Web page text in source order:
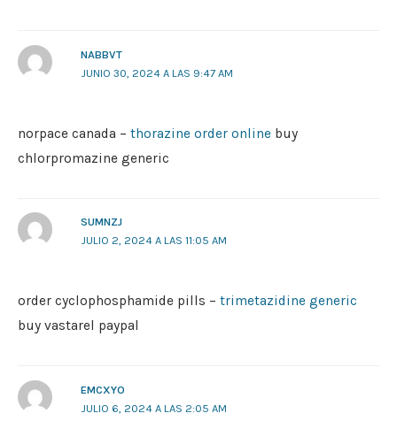
NABBVT
JUNIO 30, 2024 A LAS 9:47 AM
norpace canada – thorazine order online buy
chlorpromazine generic
SUMNZJ
JULIO 2, 2024 A LAS 11:05 AM
order cyclophosphamide pills – trimetazidine generic
buy vastarel paypal
EMCXYO
JULIO 6, 2024 A LAS 2:05 AM